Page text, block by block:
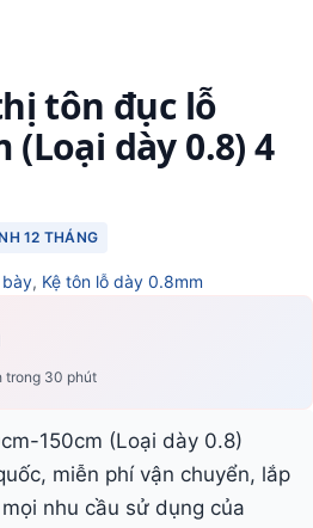
tôn đục lỗ
(Loại dày 0.8) 4
12 THÁNG
bày, Kệ tôn lỗ dày 0.8mm
trong 30 phút
150cm (Loại dày 0.8)
miễn phí vận chuyển, lắp
nhu cầu sử dụng của